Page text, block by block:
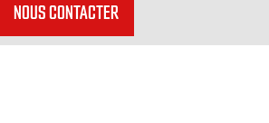
NOUS CONTACTER